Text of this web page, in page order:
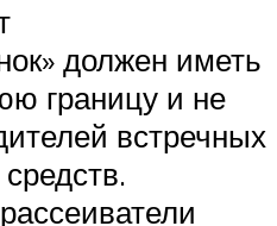
должен иметь
границу и не
встречных